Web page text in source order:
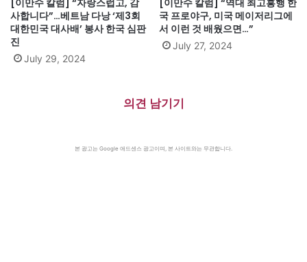
[이만수 칼럼] “자랑스럽고, 감
사합니다”…베트남 다낭 ‘제3회
대한민국 대사배’ 봉사 한국 심판
진
July 29, 2024
[이만수 칼럼] “역대 최고흥행 한
국 프로야구, 미국 메이저리그에
서 이런 것 배웠으면…”
July 27, 2024
의견 남기기
본 광고는 Google 애드센스 광고이며, 본 사이트와는 무관합니다.